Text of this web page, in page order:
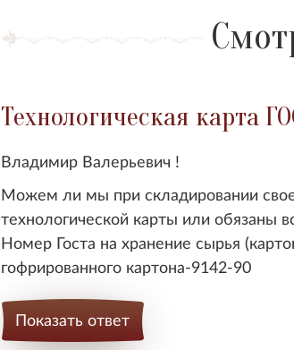
Технологическая карта
Владимир Валерьевич !
Можем ли мы при складировании
технологической карты или обязаны
Номер Госта на хранение сырья
гофрированного картона-9142-90
Показать ответ